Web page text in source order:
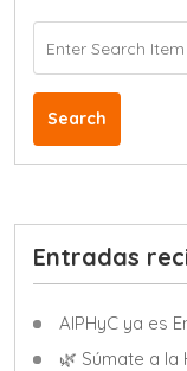
Search
Entradas
AIPHyC ya es
🌿 Súmate a la